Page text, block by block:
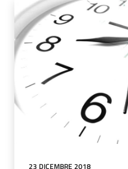
23 DICEMBRE 2018